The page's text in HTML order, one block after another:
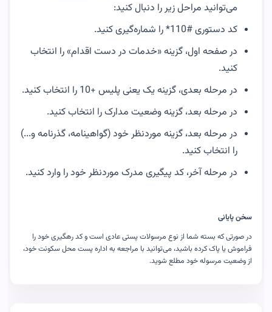
می‌توانید مراحل زیر را دنبال کنید:
کد دستوری #110* را شماره‌گیری کنید.
در صفحه اول، گزینه «خدمات در دست اقدام» را انتخاب
کنید.
در مرحله بعدی، گزینه یک یعنی پلیس +10 را انتخاب کنید.
در مرحله بعد، گزینه وضعیت مدارک را انتخاب کنید.
در مرحله بعد، گزینه موردنظر خود (گواهینامه، گذرنامه و...)
را انتخاب کنید.
در مرحله آخر، کد پیگیری مدرک موردنظر خود را وارد کنید.
سخن پایانی
در صورتی که بسته شما از نوع مرسولات پستی عادی است و کد رهگیری خود را
فراموش یا پاک کرده باشید، می‌توانید با مراجعه به اداره پست محل سکونت خود،
از وضعیت مرسوله خود مطلع شوید.